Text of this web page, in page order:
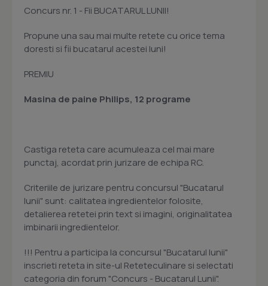
Concurs nr. 1 - Fii BUCATARUL LUNII!
Propune una sau mai multe retete cu orice tema
doresti si fii bucatarul acestei luni!
PREMIU
Masina de paine Philips, 12 programe
Castiga reteta care acumuleaza cel mai mare
punctaj, acordat prin jurizare de echipa RC.
Criteriile de jurizare pentru concursul "Bucatarul
lunii" sunt: calitatea ingredientelor folosite,
detalierea retetei prin text si imagini, originalitatea
imbinarii ingredientelor.
!!! Pentru a participa la concursul "Bucatarul lunii"
inscrieti reteta in site-ul Reteteculinare si selectati
categoria din forum "Concurs - Bucatarul Lunii".